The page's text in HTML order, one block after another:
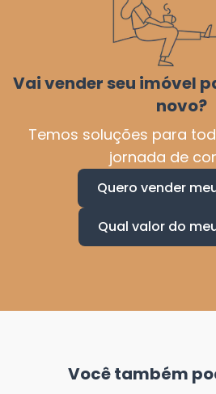
Vai vender seu imóvel
novo?
Temos soluções para
jornada de
Quero vender
Qual valor do
Você também